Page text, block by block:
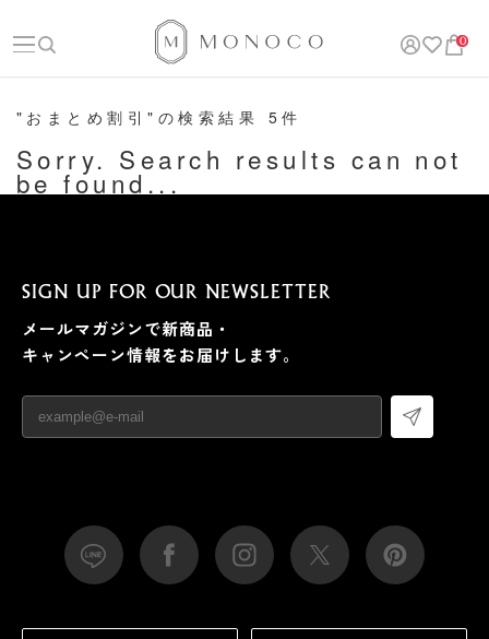
0
"おまとめ割引"の検索結果 5件
Sorry. Search results can not
be found...
SIGN UP FOR OUR NEWSLETTER
メールマガジンで新商品・
キャンペーン情報をお届けします。